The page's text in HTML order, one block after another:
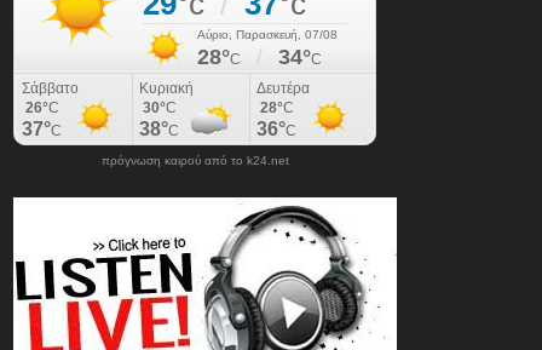
πρόγνωση καιρού από το k24.net